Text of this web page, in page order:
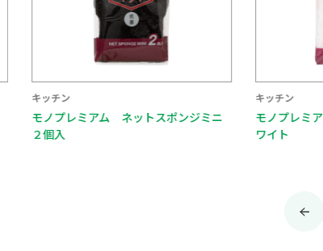
キッチン
モノプレミアム ネットスポンジミニ
２個入
キッチン
モノプレミ
ワイト